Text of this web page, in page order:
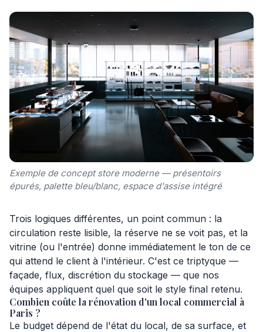
Exemple de concept store moderne — présentoirs
épurés, palette bleu/blanc, espace d'assise intégré
Trois logiques différentes, un point commun : la
circulation reste lisible, la réserve ne se voit pas, et la
vitrine (ou l'entrée) donne immédiatement le ton de ce
qui attend le client à l'intérieur. C'est ce triptyque —
façade, flux, discrétion du stockage — que nos
équipes appliquent quel que soit le style final retenu.
Combien coûte la rénovation d'un local commercial à
Paris ?
Le budget dépend de l'état du local, de sa surface, et